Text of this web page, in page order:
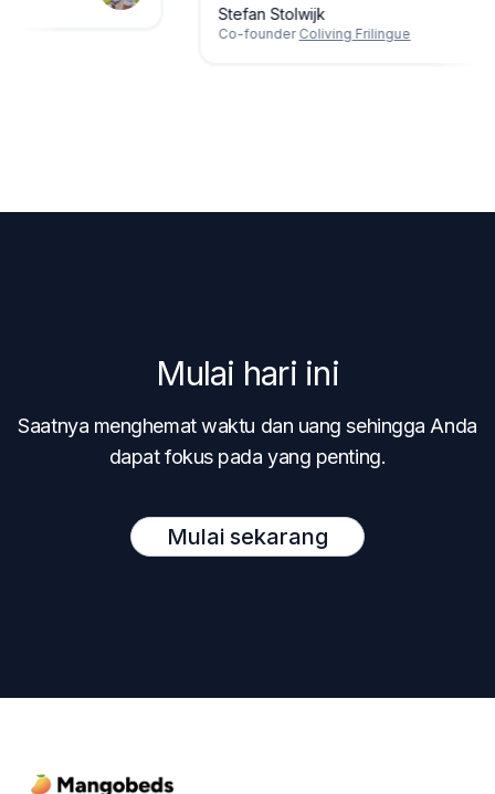
Stefan Stolwijk
Co-founderColiving Frilingue
Mulai hari ini
Saatnya menghemat waktu dan uang sehingga Anda
dapat fokus pada yang penting.
Mulai sekarang